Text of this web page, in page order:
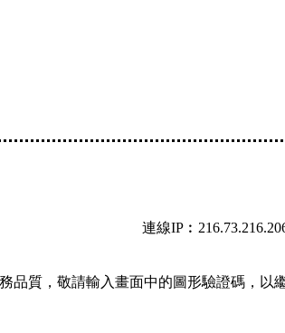
連線
品質，敬請輸入畫面中的圖形驗證碼，以